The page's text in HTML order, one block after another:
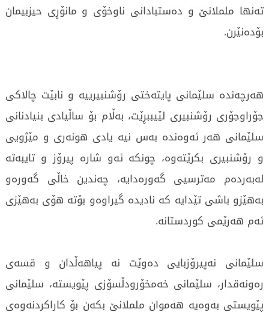
تەنها ململانێ و دەستبادانی ناوخۆی و مانۆڕى حیزبیمان
بۆدەنێرن.
هەرچەندە سلێمانی پایتەختی رۆشنبیرییە و نابێت چالاكی
جۆراوجۆری رۆشنبیری لێیببڕێت، بەڵام بۆ ساڵیادی بنیادنانی
سلێمانی هەر ئەوەندە بەس نیە یادی هونەری و مێژویی
و رۆشنبیری بكرێتەوە، چونکە ئەو شارە پیرۆز و تایبەتە
لەبەردەم مەترسیى گەورەدایە، چەندین خاڵی گەورەو
بەهێزو باشی تێدایە كە نادیدە گیراوەو بۆتە هۆی بەهێزی
ئەم هەرێمی كوردستانە.
سلێمانی نەپیرۆزبایی دەوێت نە پیاهەڵدان و قسەی
رەونەقدار، سلێمانی خەمخۆرودڵسۆزی پێویستە، سلێمانى
پێویستى بەوەیە هەموان ململانێ بکەن بۆ کاراکردنەوەى